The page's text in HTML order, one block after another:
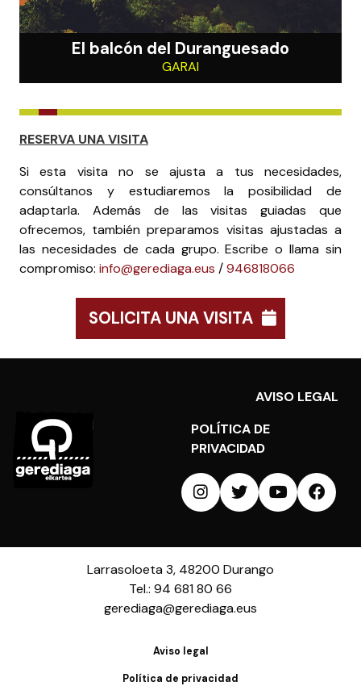
El balcón del Duranguesado
GARAI
RESERVA UNA VISITA
Si esta visita no se ajusta a tus necesidades,
consúltanos y estudiaremos la posibilidad de
adaptarla. Además de las visitas guiadas que
ofrecemos, también preparamos visitas ajustadas a
las necesidades de cada grupo. Escribe o llama sin
compromiso: info@gerediaga.eus /946818066
SOLICITA UNA VISITA
AVISO LEGAL
POLÍTICA DE
PRIVACIDAD
Larrasoloeta 3, 48200 Durango
Tel.: 94 681 80 66
gerediaga@gerediaga.eus
Aviso legal
Política de privacidad